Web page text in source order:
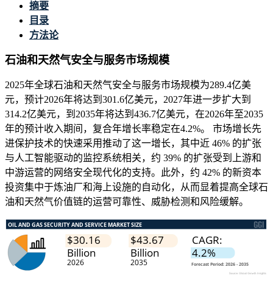
摘要
目录
方法论
石油和天然气安全与服务市场规模
2025年全球石油和天然气安全与服务市场规模为289.4亿美
元，预计2026年将达到301.6亿美元，2027年进一步扩大到
314.2亿美元，到2035年将达到436.7亿美元，在2026年至2035
年的预计收入期间，复合年增长率稳定在4.2%。 市场增长先
进保护技术的快速采用推动了这一增长，其中近 46% 的扩张
与人工智能驱动的监控系统相关，约 39% 的扩张受到上游和
中游运营的网络安全现代化的支持。此外，约 42% 的新资本
投资集中于炼油厂和海上设施的自动化，从而显着提高全球石
油和天然气价值链的运营可靠性、威胁检测和风险缓解。